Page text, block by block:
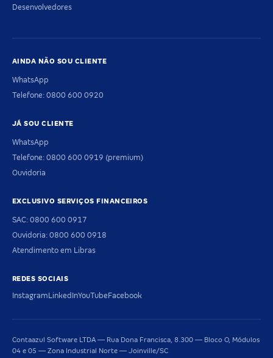
Desenvolvedores
AINDA NÃO SOU CLIENTE
WhatsApp
Telefone: 0800 600 0920
JÁ SOU CLIENTE
WhatsApp
Telefone: 0800 600 0919 (premium)
Ouvidoria
EXCLUSIVO SERVIÇOS FINANCEIROS
SAC: 0800 600 0917
Ouvidoria: 0800 600 0918
Atendimento em Libras
REDES SOCIAIS
InstagramLinkedInYouTubeFacebook
Contaazul Software LTDA — Rua Dona Francisca, 8.300 — Bloco O, Módulos
04 e 05 — Zona Industrial Norte — Joinville/SC